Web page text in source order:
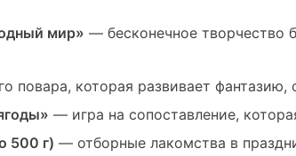
мир» — бесконечное творчество
повара, которая развивает
— игра на сопоставление,
500 г) — отборные лакомства в